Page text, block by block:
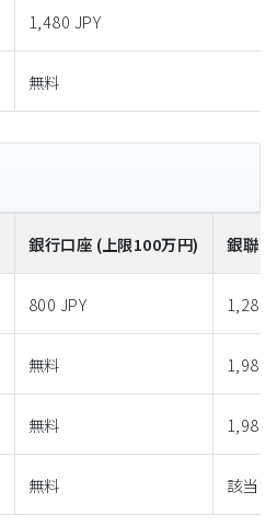
1,480 JPY
無料
銀行口座 (上限100万円) 銀聯
800 JPY 1,280
無料 1,980
無料 1,980
無料 該当